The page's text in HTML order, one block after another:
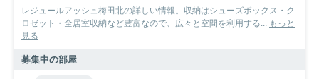
レジュールアッシュ梅田北の詳しい情報。収納はシューズボックス・ク
ロゼット・全居室収納など豊富なので、広々と空間を利用する...
もっと
見る
募集中の部屋